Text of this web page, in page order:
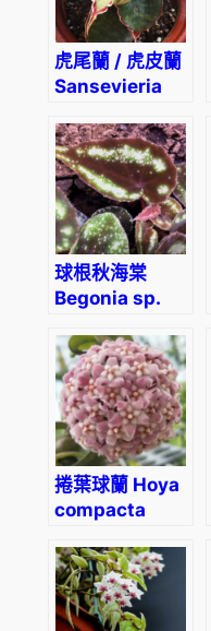
虎尾蘭 / 虎皮蘭
Sansevieria
Dwarf Plant
球根秋海棠
Begonia sp.
捲葉球蘭 Hoya
compacta